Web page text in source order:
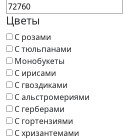
Цветы
С розами
С тюльпанами
Монобукеты
С ирисами
С гвоздиками
С альстромериями
С герберами
С гортензиями
С хризантемами